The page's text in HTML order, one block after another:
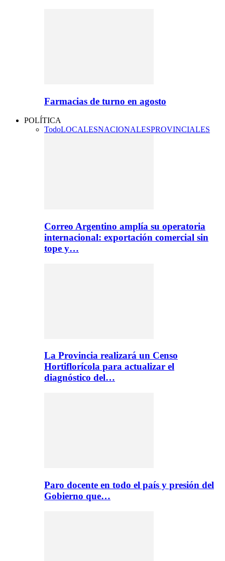
Farmacias de turno en agosto
POLÍTICA
TodoLOCALESNACIONALESPROVINCIALES
Correo Argentino amplía su operatoria
internacional: exportación comercial sin
tope y…
La Provincia realizará un Censo
Hortiflorícola para actualizar el
diagnóstico del…
Paro docente en todo el país y presión del
Gobierno que…